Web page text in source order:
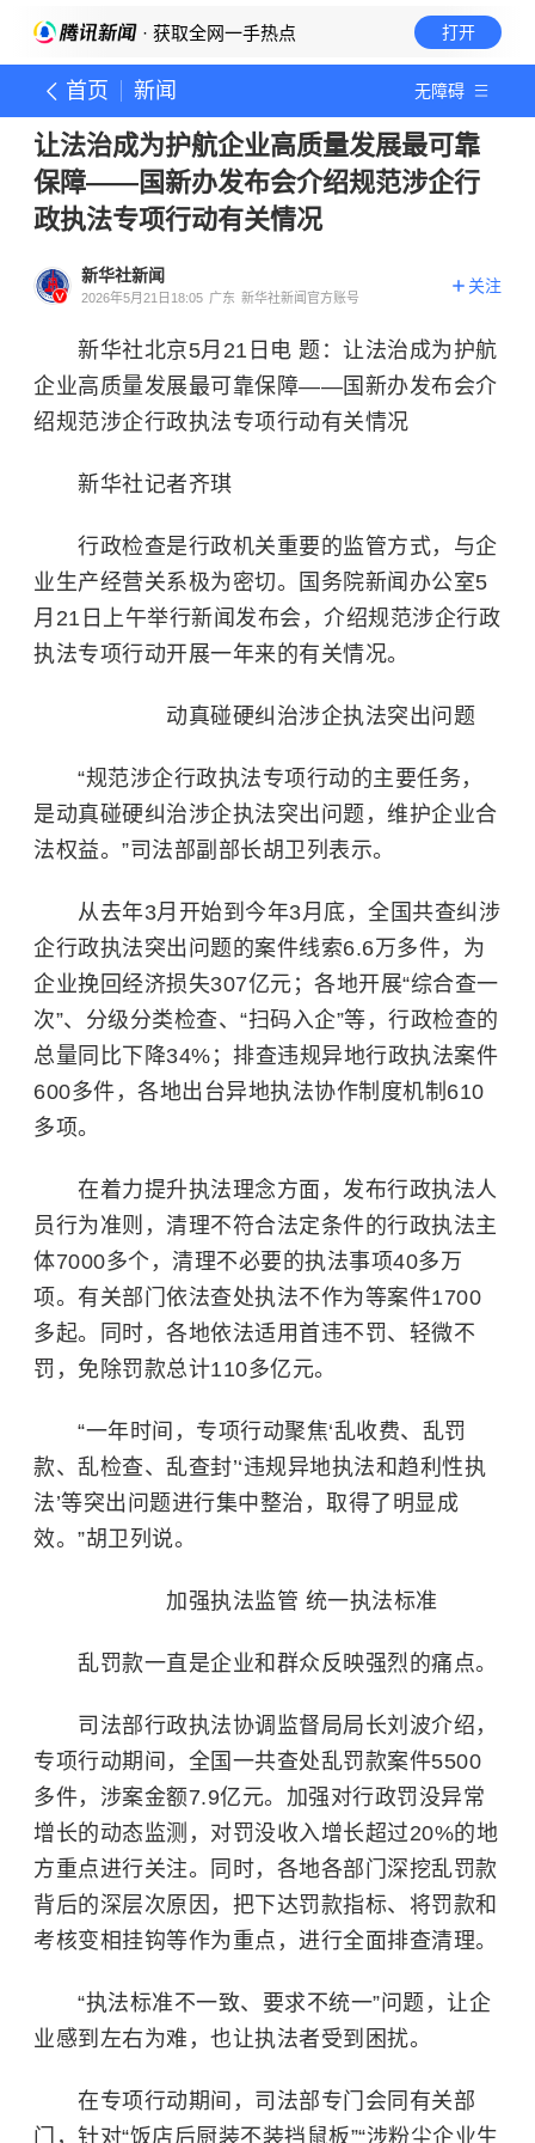
· 获取全网一手热点 打开
首页 新闻 无障碍
让法治成为护航企业高质量发展最可靠
保障——国新办发布会介绍规范涉企行
政执法专项行动有关情况
新华社新闻
2026年5月21日18:05 广东 新华社新闻官方账号
关注
新华社北京5月21日电 题：让法治成为护航
企业高质量发展最可靠保障——国新办发布会介
绍规范涉企行政执法专项行动有关情况
新华社记者齐琪
行政检查是行政机关重要的监管方式，与企
业生产经营关系极为密切。国务院新闻办公室5
月21日上午举行新闻发布会，介绍规范涉企行政
执法专项行动开展一年来的有关情况。
动真碰硬纠治涉企执法突出问题
“规范涉企行政执法专项行动的主要任务，
是动真碰硬纠治涉企执法突出问题，维护企业合
法权益。”司法部副部长胡卫列表示。
从去年3月开始到今年3月底，全国共查纠涉
企行政执法突出问题的案件线索6.6万多件，为
企业挽回经济损失307亿元；各地开展“综合查一
次”、分级分类检查、“扫码入企”等，行政检查的
总量同比下降34%；排查违规异地行政执法案件
600多件，各地出台异地执法协作制度机制610
多项。
在着力提升执法理念方面，发布行政执法人
员行为准则，清理不符合法定条件的行政执法主
体7000多个，清理不必要的执法事项40多万
项。有关部门依法查处执法不作为等案件1700
多起。同时，各地依法适用首违不罚、轻微不
罚，免除罚款总计110多亿元。
“一年时间，专项行动聚焦‘乱收费、乱罚
款、乱检查、乱查封’‘违规异地执法和趋利性执
法’等突出问题进行集中整治，取得了明显成
效。”胡卫列说。
加强执法监管 统一执法标准
乱罚款一直是企业和群众反映强烈的痛点。
司法部行政执法协调监督局局长刘波介绍，
专项行动期间，全国一共查处乱罚款案件5500
多件，涉案金额7.9亿元。加强对行政罚没异常
增长的动态监测，对罚没收入增长超过20%的地
方重点进行关注。同时，各地各部门深挖乱罚款
背后的深层次原因，把下达罚款指标、将罚款和
考核变相挂钩等作为重点，进行全面排查清理。
“执法标准不一致、要求不统一”问题，让企
业感到左右为难，也让执法者受到困扰。
在专项行动期间，司法部专门会同有关部
门，针对“饭店后厨装不装挡鼠板”“涉粉尘企业生